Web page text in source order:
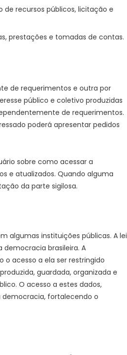
recursos públicos, licitação e
prestações e tomadas de contas.
de requerimentos e outra por
público e coletivo produzidas
de requerimentos.
poderá apresentar pedidos
sobre como acessar a
e atualizados. Quando alguma
da parte sigilosa.
algumas instituições públicas. A lei
brasileira. A
o acesso a ela ser restringido
guardada, organizada e
O acesso a estes dados,
fortalecendo o